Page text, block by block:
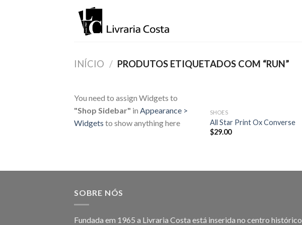
INÍCIO / PRODUTOS ETIQUETADOS COM “RUN”
You need to assign Widgets to
"Shop Sidebar" in Appearance >
Widgets to show anything here
SHOES
All Star Print Ox Converse
$29.00
SOBRE NÓS
Fundada em 1965 a Livraria Costa está inserida no centro